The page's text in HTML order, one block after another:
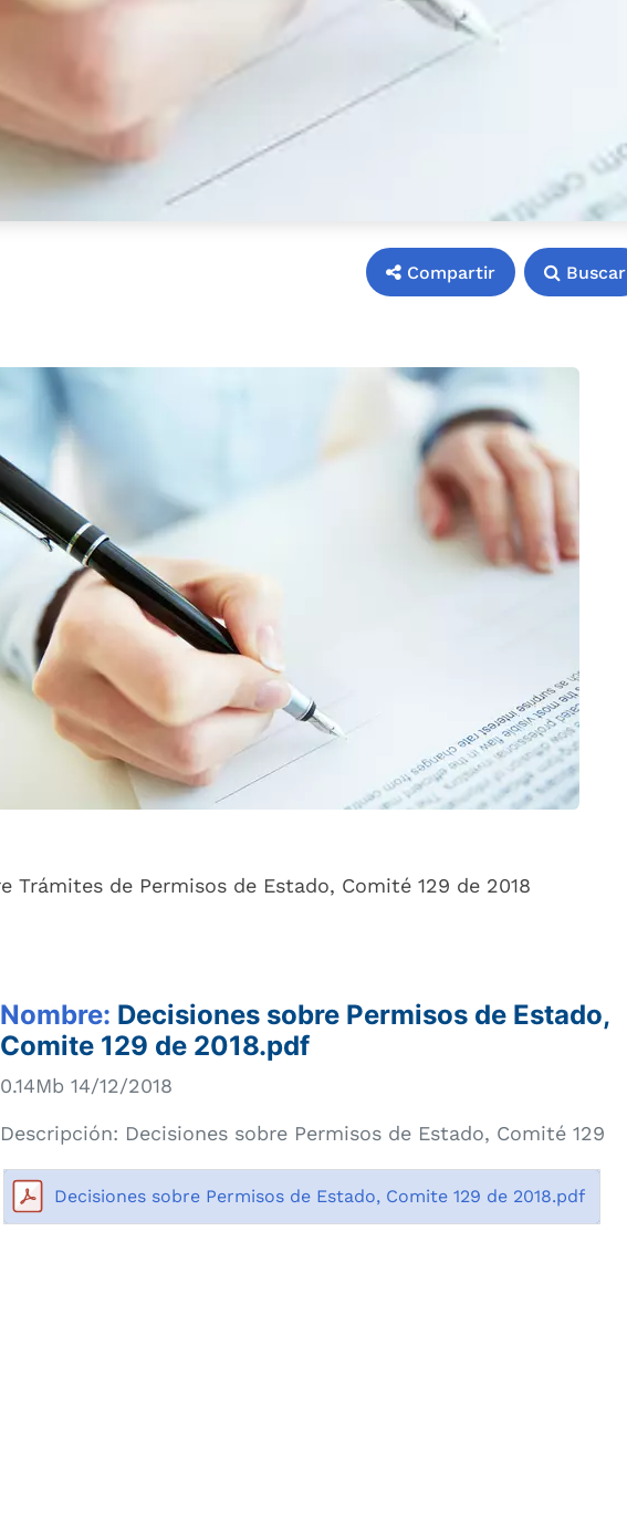
Compartir Buscar
Trámites de Permisos de Estado, Comité 129 de 2018
Nombre: Decisiones sobre Permisos de Estado,
Comite 129 de 2018.pdf
0.14Mb 14/12/2018
Descripción: Decisiones sobre Permisos de Estado, Comité 129
Decisiones sobre Permisos de Estado, Comite 129 de 2018.pdf